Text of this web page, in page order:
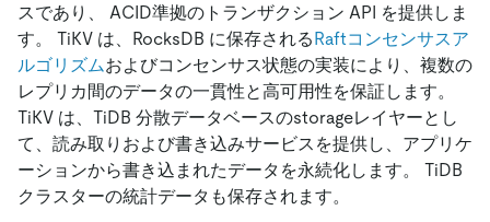
スであり、 ACID準拠のトランザクション API を提供しま
す。 TiKV は、RocksDB に保存されるRaftコンセンサスア
ルゴリズムおよびコンセンサス状態の実装により、複数の
レプリカ間のデータの一貫性と高可用性を保証します。
TiKV は、TiDB 分散データベースのstorageレイヤーとし
て、読み取りおよび書き込みサービスを提供し、アプリケ
ーションから書き込まれたデータを永続化します。 TiDB
クラスターの統計データも保存されます。